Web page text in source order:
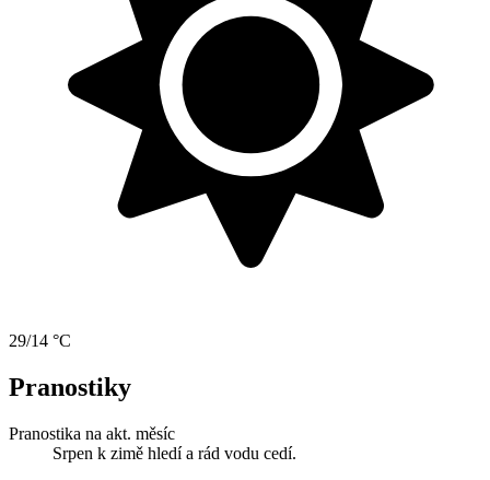
29/14 °C
Pranostiky
Pranostika na akt. měsíc
Srpen k zimě hledí a rád vodu cedí.